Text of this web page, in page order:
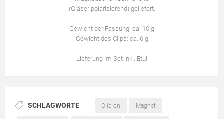
(Gläser polarisierend) geliefert.
Gewicht der Fassung: ca. 10 g
Gewicht des Clips: ca. 6 g
Lieferung im Set inkl. Etui
SCHLAGWORTE Clip-on Magnet